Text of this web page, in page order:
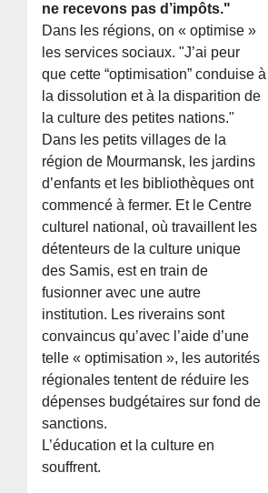
ne recevons pas d’impôts."
Dans les régions, on « optimise »
les services sociaux. "J’ai peur
que cette “optimisation” conduise à
la dissolution et à la disparition de
la culture des petites nations."
Dans les petits villages de la
région de Mourmansk, les jardins
d’enfants et les bibliothèques ont
commencé à fermer. Et le Centre
culturel national, où travaillent les
détenteurs de la culture unique
des Samis, est en train de
fusionner avec une autre
institution. Les riverains sont
convaincus qu’avec l’aide d’une
telle « optimisation », les autorités
régionales tentent de réduire les
dépenses budgétaires sur fond de
sanctions.
L’éducation et la culture en
souffrent.